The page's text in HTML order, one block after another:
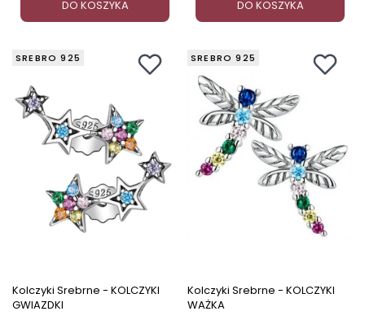
DO KOSZYKA DO KOSZYKA
SREBRO 925
Kolczyki Srebrne - KOLCZYKI
GWIAZDKI
SREBRO 925
Kolczyki Srebrne - KOLCZYKI
WAŻKA